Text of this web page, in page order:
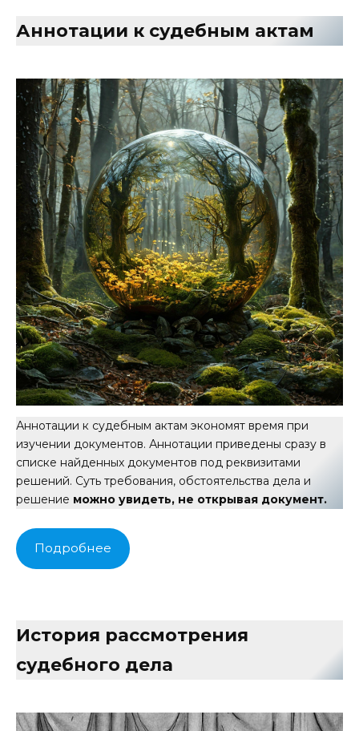
Аннотации к судебным актам
Аннотации к судебным актам экономят время при
изучении документов. Аннотации приведены сразу в
списке найденных документов под реквизитами
решений. Суть требования, обстоятельства дела и
решение можно увидеть, не открывая документ.
Подробнее
История рассмотрения
судебного дела